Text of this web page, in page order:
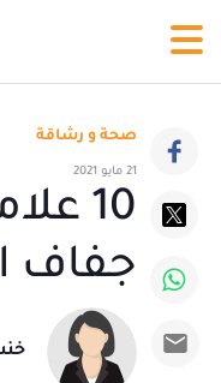
صحة و رشاقة
21 مايو 2021
10
جفاف